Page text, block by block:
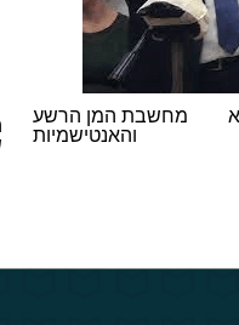
דרשת הרב הראשי
לישראל במסיבת